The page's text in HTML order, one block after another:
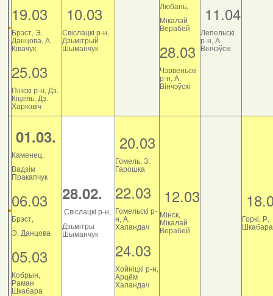
19.03
Брэст, Э.
Данцова, А.
Ківачук
25.03
Пінскі р-н, Дз.
Кіцель, Дз.
Харковіч
10.03
Свіслацкі р-н,
Дзьмітрый
Шыманчук
Любань,
Мікалай
Верабей
28.03
Чэрвеньскі
р-н, А.
Вінчэўскі
11.04
Лепельскі
р-н, А.
Вінчэўскі
01.03.
Каменец,
Вадзім
Пракапчук
06.03
Брэст,
Э. Данцова
05.03
Кобрын,
Раман
Шкабара
28.02.
Свіслацкі р-н,
Дзьмітры
Шыманчук
20.03
Гомель, З.
Гарошка
22.03
Гомельскі р-
н, А.
Халандач
24.03
Хойніцкі р-н,
Арцём
Халандач
12.03
Мінск,
Мікалай
Верабей
Горкі, Р.
Шкабара